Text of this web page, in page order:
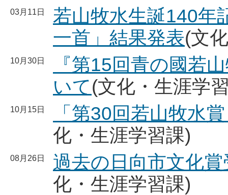
03月11日
若山牧水生誕140年
一首」結果発表(文
10月30日
『第15回青の國若
いて(文化・生涯学
10月15日
「第30回若山牧水
化・生涯学習課)
08月26日
過去の日向市文化
化・生涯学習課)